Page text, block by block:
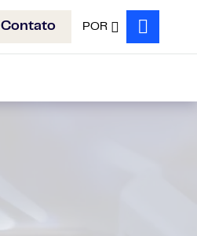
Contato POR
Search